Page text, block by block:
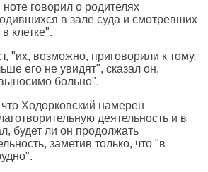
говорил о родителях
в зале суда и смотревших
клетке".
"их, возможно, приговорили к тому,
его не увидят", сказал он.
больно".
Ходорковский намерен
деятельность и в
будет ли он продолжать
заметив только, что "в